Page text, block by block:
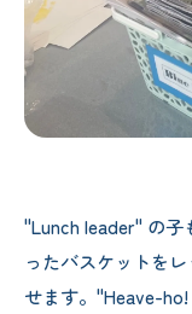
"Lunch leader" の子
ったバスケットを
せます。"Heave-